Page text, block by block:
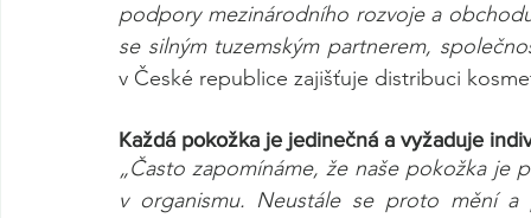
podpory mezinárodního rozvoje a
se silným tuzemským partnerem,
v České republice zajišťuje distribuci
Každá pokožka je jedinečná a vyžaduje
„Často zapomínáme, že naše pokožka je
v organismu. Neustále se proto mění